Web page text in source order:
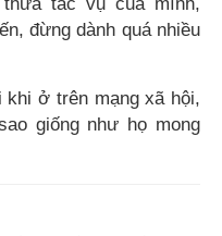
đừng dành quá nhiều
khi ở trên mạng xã hội,
giống như họ mong